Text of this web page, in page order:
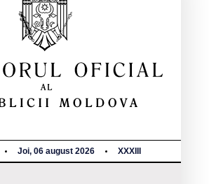
Joi, 06 august 2026 XXXIII